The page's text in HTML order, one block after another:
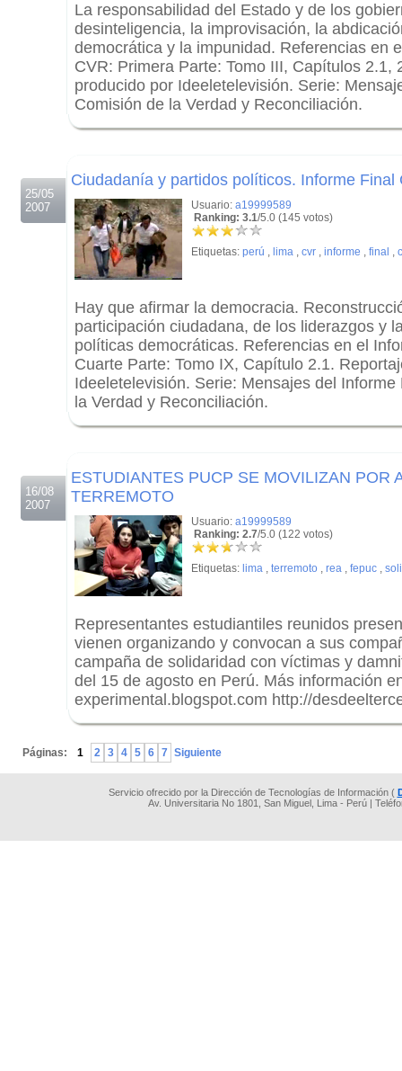
La responsabilidad del Estado y de los
desinteligencia, la improvisación, la
democrática y la impunidad. Referencias en
CVR: Primera Parte: Tomo III, Capítulos 2.1,
producido por Ideeletelevisión. Serie:
Comisión de la Verdad y Reconciliación.
25/05
2007
Ciudadanía y partidos políticos. Informe Final
Usuario: a19999589
Ranking: 3.1/5.0 (145 votos)
Etiquetas: perú , lima , cvr , informe , final ,
Hay que afirmar la democracia.
participación ciudadana, de los liderazgos y
políticas democráticas. Referencias en el
Cuarte Parte: Tomo IX, Capítulo 2.1.
Ideeletelevisión. Serie: Mensajes del
la Verdad y Reconciliación.
16/08
2007
ESTUDIANTES PUCP SE MOVILIZAN POR
TERREMOTO
Usuario: a19999589
Ranking: 2.7/5.0 (122 votos)
Etiquetas: lima , terremoto , rea , fepuc ,
Representantes estudiantiles reunidos
vienen organizando y convocan a sus
campaña de solidaridad con víctimas y
del 15 de agosto en Perú. Más información
experimental.blogspot.com http://
Páginas: 1 2 3 4 5 6 7 Siguiente
Servicio ofrecido por la Dirección de Tecnologías de Información (
Av. Universitaria No 1801, San Miguel, Lima - Perú |